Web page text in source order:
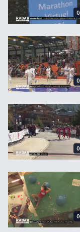
Décryptage de la
Patrouille des
Victoire haut la